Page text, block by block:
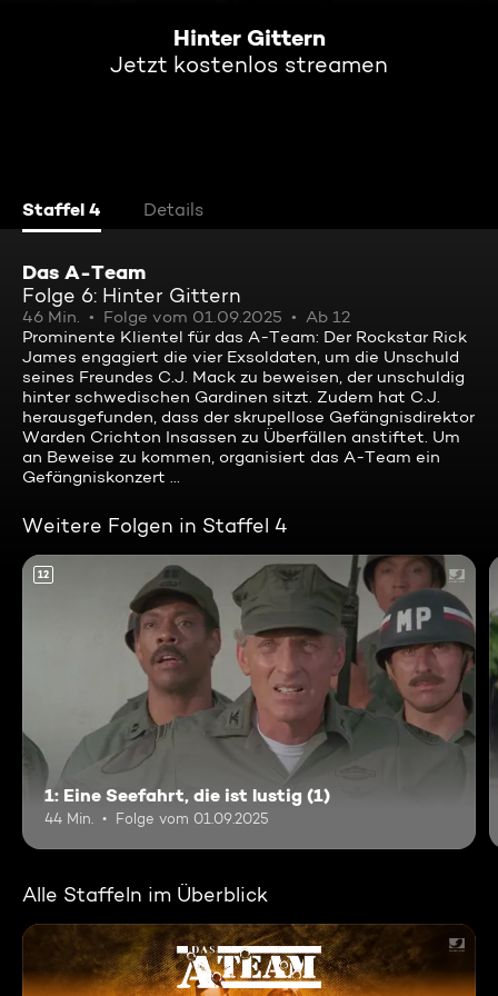
Hinter Gittern
Jetzt kostenlos streamen
Staffel 4 Details
Das A-Team
Folge 6: Hinter Gittern
46 Min. Folge vom 01.09.2025
Ab 12
Prominente Klientel für das A-Team: Der Rockstar Rick
James engagiert die vier Exsoldaten, um die Unschuld
seines Freundes C.J. Mack zu beweisen, der unschuldig
hinter schwedischen Gardinen sitzt. Zudem hat C.J.
herausgefunden, dass der skrupellose Gefängnisdirektor
Warden Crichton Insassen zu Überfällen anstiftet. Um
an Beweise zu kommen, organisiert das A-Team ein
Gefängniskonzert ...
Weitere Folgen in Staffel 4
12
1: Eine Seefahrt, die ist lustig (1)
44 Min. Folge vom 01.09.2025
Alle Staffeln im Überblick